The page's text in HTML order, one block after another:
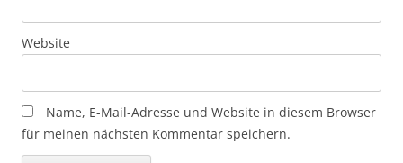
Website
Name, E-Mail-Adresse und Website in diesem Browser
für meinen nächsten Kommentar speichern.